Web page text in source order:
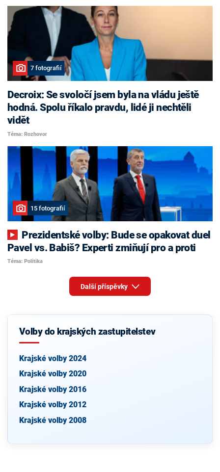
7 fotografií
Decroix: Se svoločí jsem byla na vládu ještě
hodná. Spolu říkalo pravdu, lidé ji nechtěli
vidět
Téma: Rozhovor
15 fotografií
Pavel vs. Babiš? Experti zmiňují pro a proti
Téma: Politika
Další příspěvky
Volby do krajských zastupitelstev
Krajské volby 2024
Krajské volby 2020
Krajské volby 2016
Krajské volby 2012
Krajské volby 2008